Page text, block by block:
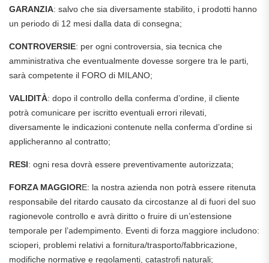
GARANZIA: salvo che sia diversamente stabilito, i prodotti hanno
un periodo di 12 mesi dalla data di consegna;
CONTROVERSIE: per ogni controversia, sia tecnica che
amministrativa che eventualmente dovesse sorgere tra le parti,
sarà competente il FORO di MILANO;
VALIDITÀ: dopo il controllo della conferma d’ordine, il cliente
potrà comunicare per iscritto eventuali errori rilevati,
diversamente le indicazioni contenute nella conferma d’ordine si
applicheranno al contratto;
RESI: ogni resa dovrà essere preventivamente autorizzata;
FORZA MAGGIORE: la nostra azienda non potrà essere ritenuta
responsabile del ritardo causato da circostanze al di fuori del suo
ragionevole controllo e avrà diritto o fruire di un’estensione
temporale per l’adempimento. Eventi di forza maggiore includono:
scioperi, problemi relativi a fornitura/trasporto/fabbricazione,
modifiche normative e regolamenti, catastrofi naturali;